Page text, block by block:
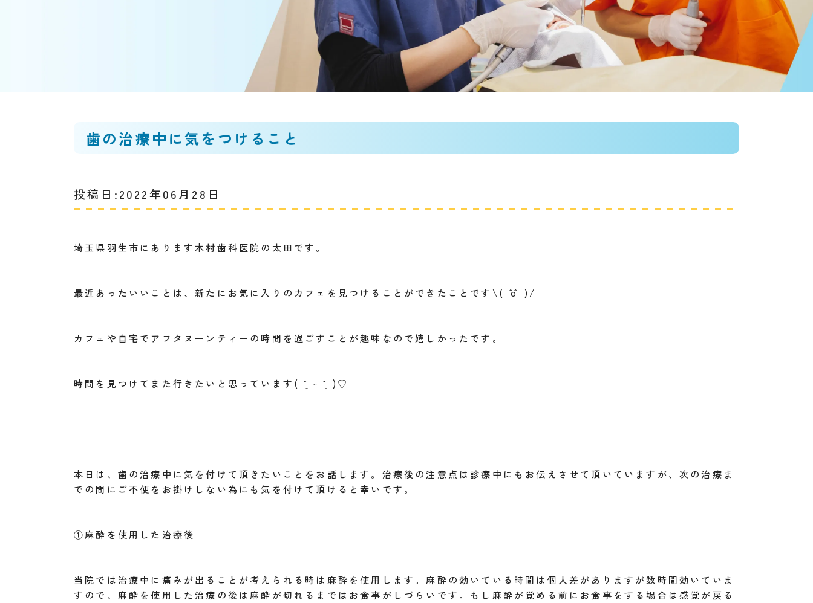
歯の治療中に気をつけること
投稿日:2022年06月28日
埼玉県羽生市にあります木村歯科医院の太田です。
最近あったいいことは、新たにお気に入りのカフェを見つけることができたことです\( ˆoˆ )/
カフェや自宅でアフタヌーンティーの時間を過ごすことが趣味なので嬉しかったです。
時間を見つけてまた行きたいと思っています( ˘͈ ᵕ ˘͈ )♡
本日は、歯の治療中に気を付けて頂きたいことをお話します。治療後の注意点は診療中にもお伝えさせて頂いていますが、次の治療ま
での間にご不便をお掛けしない為にも気を付けて頂けると幸いです。
①麻酔を使用した治療後
当院では治療中に痛みが出ることが考えられる時は麻酔を使用します。麻酔の効いている時間は個人差がありますが数時間効いていま
すので、麻酔を使用した治療の後は麻酔が切れるまではお食事がしづらいです。もし麻酔が覚める前にお食事をする場合は感覚が戻る